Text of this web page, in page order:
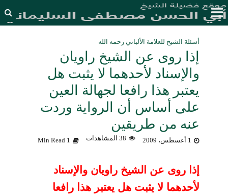
أسئلة الشيخ للعلامة الألباني رحمه الله
إذا روى عن الشيخ راويان
والإسناد لأحدهما لا يثبت هل
يعتبر هذا رافعا لجهالة العين
على أساس أن الرواية وردت
عنه من طريقين
1 أغسطس، 2009 38 المشاهدات 1 Min Read
إذا روى عن الشيخ راويان والإسناد
لأحدهما لا يثبت هل يعتبر هذا رافعا